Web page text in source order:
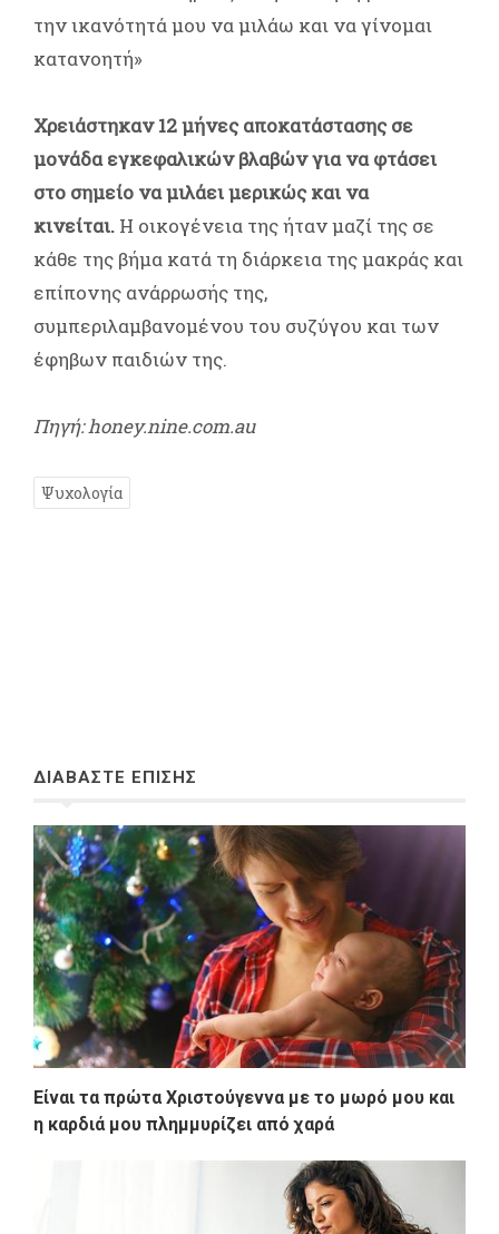
την ικανότητά μου να μιλάω και να γίνομαι
κατανοητή»
Χρειάστηκαν 12 μήνες αποκατάστασης σε
μονάδα εγκεφαλικών βλαβών για να φτάσει
στο σημείο να μιλάει μερικώς και να
κινείται. Η οικογένεια της ήταν μαζί της σε
κάθε της βήμα κατά τη διάρκεια της μακράς και
επίπονης ανάρρωσής της,
συμπεριλαμβανομένου του συζύγου και των
έφηβων παιδιών της.
Πηγή: honey.nine.com.au
Ψυχολογία
ΔΙΑΒΑΣΤΕ ΕΠΙΣΗΣ
Είναι τα πρώτα Χριστούγεννα με το μωρό μου και
η καρδιά μου πλημμυρίζει από χαρά